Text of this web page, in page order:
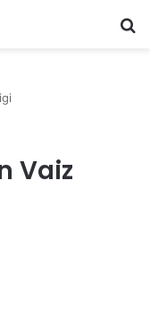
Vaiz